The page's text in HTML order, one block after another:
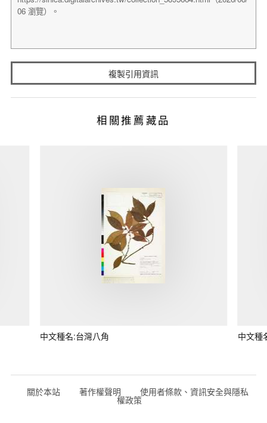
複製引用資訊
相關推薦藏品
中文種名:台灣八角 中文種
關於本站 著作權聲明 使用者條款、資訊安全與隱私
權政策